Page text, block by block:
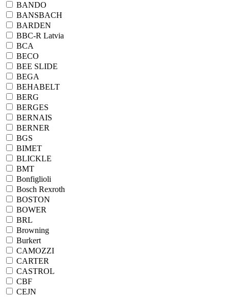
BANDO
BANSBACH
BARDEN
BBC-R Latvia
BCA
BECO
BEE SLIDE
BEGA
BEHABELT
BERG
BERGES
BERNAIS
BERNER
BGS
BIMET
BLICKLE
BMT
Bonfiglioli
Bosch Rexroth
BOSTON
BOWER
BRL
Browning
Burkert
CAMOZZI
CARTER
CASTROL
CBF
CEJN